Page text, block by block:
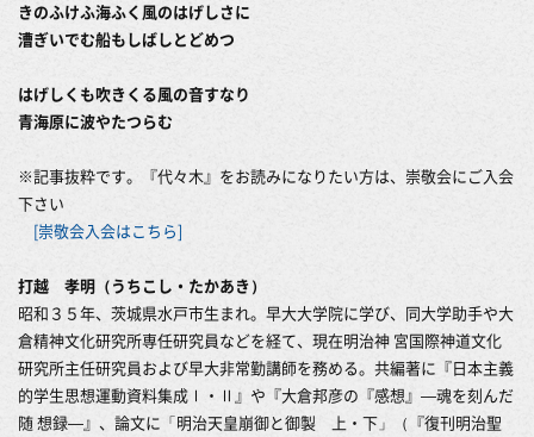
きのふけふ海ふく風のはげしさに
漕ぎいでむ船もしばしとどめつ
はげしくも吹きくる風の音すなり
青海原に波やたつらむ
※記事抜粋です。『代々木』をお読みになりたい方は、崇敬会にご入会
下さい
[崇敬会入会はこちら]
打越 孝明（うちこし・たかあき）
昭和３５年、茨城県水戸市生まれ。早大大学院に学び、同大学助手や大
倉精神文化研究所専任研究員などを経て、現在明治神 宮国際神道文化
研究所主任研究員および早大非常勤講師を務める。共編著に『日本主義
的学生思想運動資料集成Ⅰ・Ⅱ』や『大倉邦彦の『感想』―魂を刻んだ
随 想録―』、論文に「明治天皇崩御と御製 上・下」（『復刊明治聖